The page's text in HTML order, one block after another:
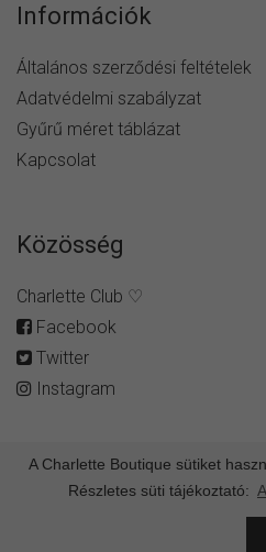
A Charlette Boutique sütiket
Részletes süti tájékoztató:
Információk
Általános szerződési feltételek
Adatvédelmi szabályzat
Gyűrű méret táblázat
Kapcsolat
Közösség
Charlette Club ♡
Facebook
Twitter
Instagram
© Minden jog